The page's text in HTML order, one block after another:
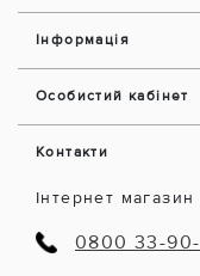
хорошим
правильно
Наприклад,
змінюють силует,
залежить від
такий поганий,
Інформація
Особистий кабінет
Контакти
Інтернет
0800 33-90-